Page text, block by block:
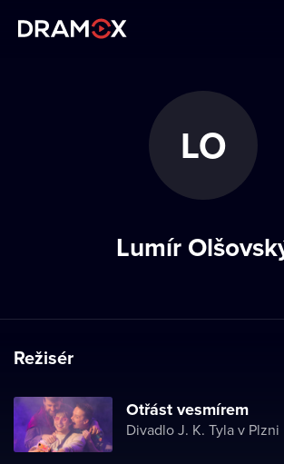
LO
Lumír
Režisér
Otřást vesmírem
Divadlo J. K. Tyla v Plzni